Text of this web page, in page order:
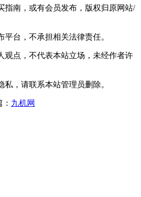
指南，或有会员发布，版权归原网站/
平台，不承担相关法律责任。
观点，不代表本站立场，未经作者许
私，请联系本站管理员删除。
九机网